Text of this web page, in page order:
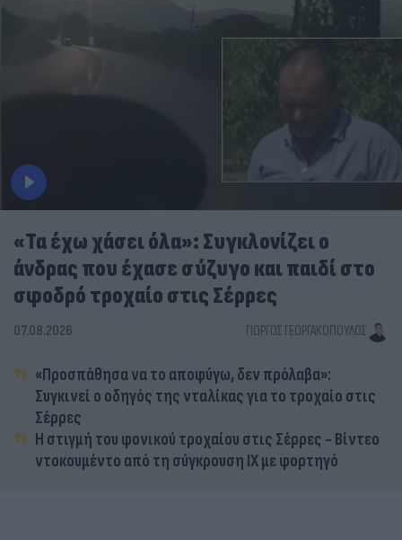
«Τα έχω χάσει όλα»: Συγκλονίζει ο
άνδρας που έχασε σύζυγο και παιδί στο
σφοδρό τροχαίο στις Σέρρες
07.08.2026 ΓΙΏΡΓΟΣ ΓΕΩΡΓΑΚΌΠΟΥΛΟΣ
«Προσπάθησα να το αποφύγω, δεν πρόλαβα»:
Συγκινεί ο οδηγός της νταλίκας για το τροχαίο στις
Σέρρες
Η στιγμή του φονικού τροχαίου στις Σέρρες - Βίντεο
ντοκουμέντο από τη σύγκρουση ΙΧ με φορτηγό